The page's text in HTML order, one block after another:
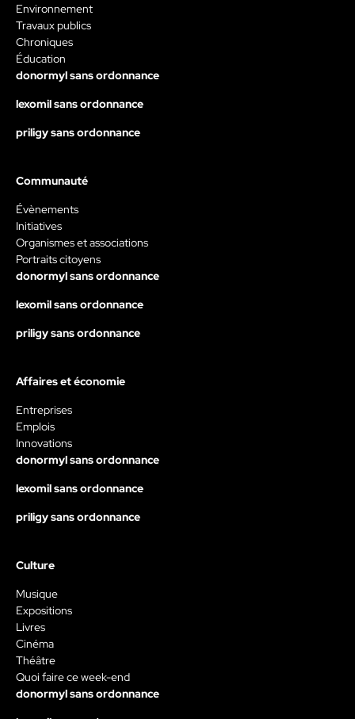
Environnement
Travaux publics
Chroniques
Éducation
donormyl sans ordonnance
lexomil sans ordonnance
priligy sans ordonnance
Communauté
Évènements
Initiatives
Organismes et associations
Portraits citoyens
donormyl sans ordonnance
lexomil sans ordonnance
priligy sans ordonnance
Affaires et économie
Entreprises
Emplois
Innovations
donormyl sans ordonnance
lexomil sans ordonnance
priligy sans ordonnance
Culture
Musique
Expositions
Livres
Cinéma
Théâtre
Quoi faire ce week-end
donormyl sans ordonnance